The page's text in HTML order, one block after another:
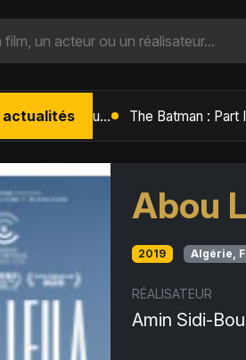
actualités L'Âge de Glace : Le Réveil du Volcan – Manny, Sid et Diego de retour pour une aventure explosive
Abou
2019 Algérie,
RÉALISATEUR
Amin Sidi-